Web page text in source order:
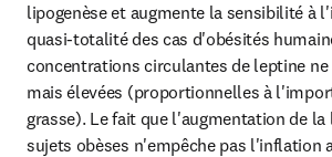
lipogenèse et augmente la sensibilité à
quasi-totalité des cas d'obésités
concentrations circulantes de leptine
mais élevées (proportionnelles à
grasse). Le fait que l'augmentation de la
sujets obèses n'empêche pas l'inflation